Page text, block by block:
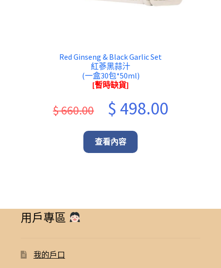
Red Ginseng & Black Garlic Set
紅蔘黑蒜汁
(一盒30包*50ml)
[暫時缺貨]
$660.00
Original
price
was:
$ 498.00Current
查看內容
用戶專區
我的戶口